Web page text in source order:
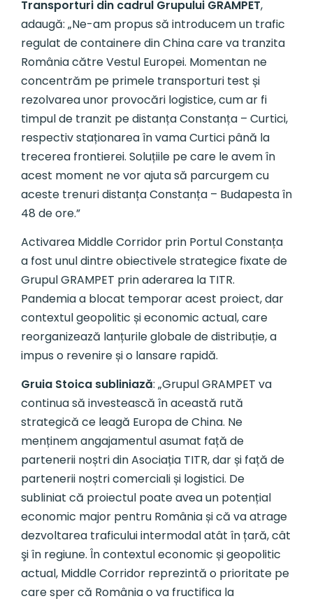
Transporturi din cadrul Grupului GRAMPET,
adaugă: „Ne-am propus să introducem un trafic
regulat de containere din China care va tranzita
România către Vestul Europei. Momentan ne
concentrăm pe primele transporturi test și
rezolvarea unor provocări logistice, cum ar fi
timpul de tranzit pe distanța Constanța – Curtici,
respectiv staționarea în vama Curtici până la
trecerea frontierei. Soluțiile pe care le avem în
acest moment ne vor ajuta să parcurgem cu
aceste trenuri distanța Constanța – Budapesta în
48 de ore.”
Activarea Middle Corridor prin Portul Constanța
a fost unul dintre obiectivele strategice fixate de
Grupul GRAMPET prin aderarea la TITR.
Pandemia a blocat temporar acest proiect, dar
contextul geopolitic și economic actual, care
reorganizează lanțurile globale de distribuție, a
impus o revenire și o lansare rapidă.
Gruia Stoica subliniază: „Grupul GRAMPET va
continua să investească în această rută
strategică ce leagă Europa de China. Ne
menținem angajamentul asumat față de
partenerii noștri din Asociația TITR, dar și față de
partenerii noștri comerciali și logistici. De
subliniat că proiectul poate avea un potențial
economic major pentru România și că va atrage
dezvoltarea traficului intermodal atât în țară, cât
şi în regiune. În contextul economic și geopolitic
actual, Middle Corridor reprezintă o prioritate pe
care sper că România o va fructifica la